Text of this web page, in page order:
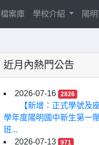
檔案庫 學校介紹 陽
近月內熱門公告
2026-07-16 2826
【新增：正式學號及
學年度陽明國中新生第一
班...
2026-07-13
971